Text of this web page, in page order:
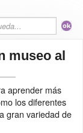
museo al
aprender más
los diferentes
gran variedad de